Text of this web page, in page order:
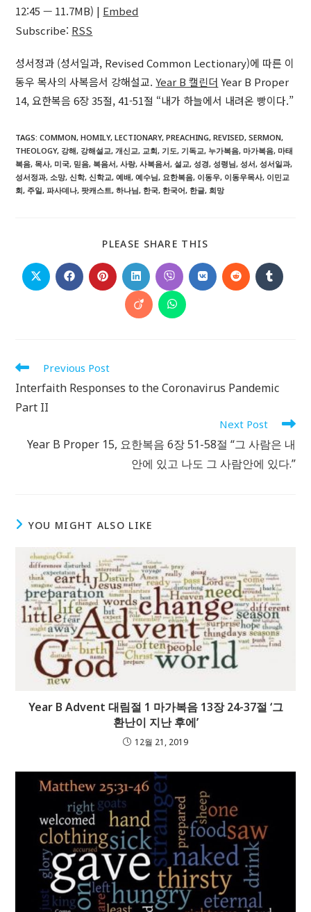
12:45 — 11.7MB) | Embed
Subscribe: RSS
성서정과 (성서일과, Revised Common Lectionary)에 따른 이
동우 목사의 사복음서 강해설교.Year B 캘린더 Year B Proper
14, 요한복음 6장 35절, 41-51절 “내가 하늘에서 내려온 빵이다.”
TAGS:COMMON, HOMILY, LECTIONARY, PREACHING, REVISED, SERMON,
THEOLOGY, 강해, 강해설교, 개신교, 교회, 기도, 기독교, 누가복음, 마가복음, 마태
복음, 목사, 미국, 믿음, 복음서, 사랑, 사복음서, 설교, 성경, 성령님, 성서, 성서일과,
성서정과, 소망, 신학, 신학교, 예배, 예수님, 요한복음, 이동우, 이동우목사, 이민교
회, 주일, 파사데나, 팟캐스트, 하나님, 한국, 한국어, 한글, 희망
PLEASE SHARE THIS
CONTENT
Opens
in
Opens
in
Opens
in
window
Opens
in
a
new
window
Opens
in
a
new
window
Opens
in
Opens
in
Opens
in
Opens
in
Opens
in
Read
articles
Previous Post
Interfaith Responses to the Coronavirus Pandemic
Part II
Next Post
Year B Proper 15, 요한복음 6장 51-58절 “그 사람은 내
안에 있고 나도 그 사람안에 있다.”
YOU MIGHT ALSO LIKE
Year B Advent 대림절 1 마가복음 13장 24-37절 ‘그
환난이 지난 후에’
12월 21, 2019